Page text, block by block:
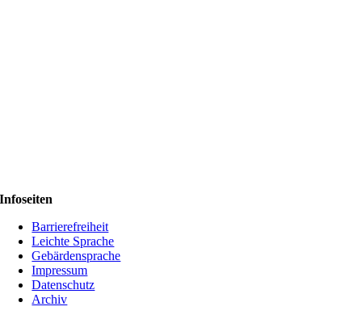
Infoseiten
Barrierefreiheit
Leichte Sprache
Gebärdensprache
Impressum
Datenschutz
Archiv